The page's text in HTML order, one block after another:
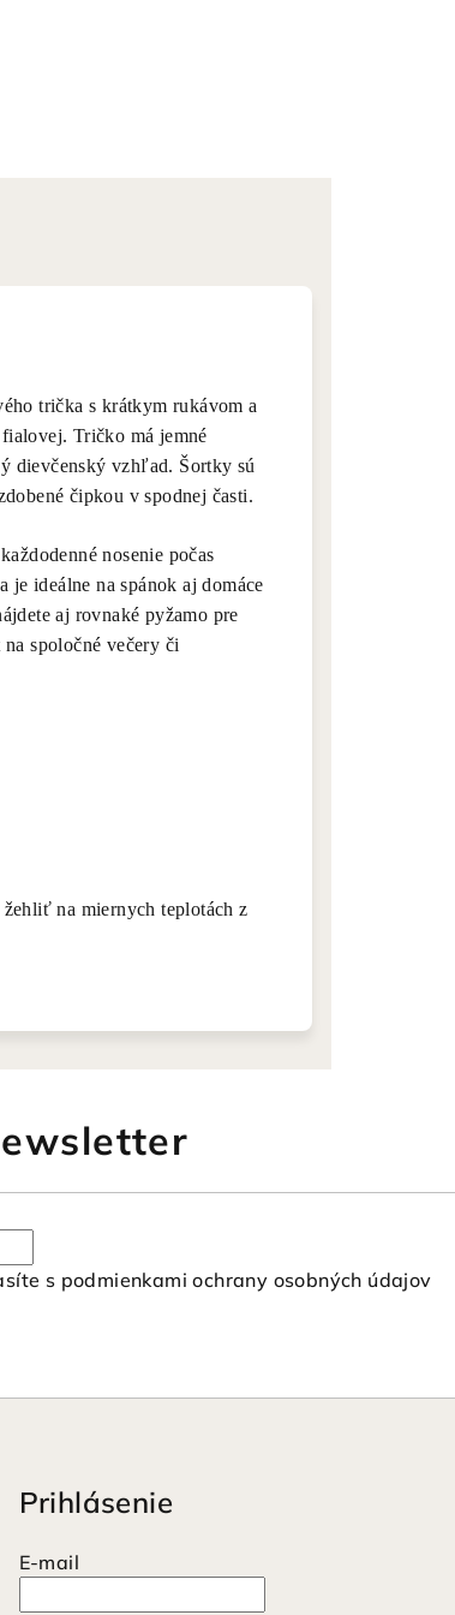
trička s krátkym rukávom a
Tričko má jemné
dievčenský vzhľad. Šortky sú
čipkou v spodnej časti.
nosenie počas
ideálne na spánok aj domáce
aj rovnaké pyžamo pre
spoločné večery či
na miernych teplotách z
s podmienkami ochrany osobných údajov
Prihlásenie
E-mail